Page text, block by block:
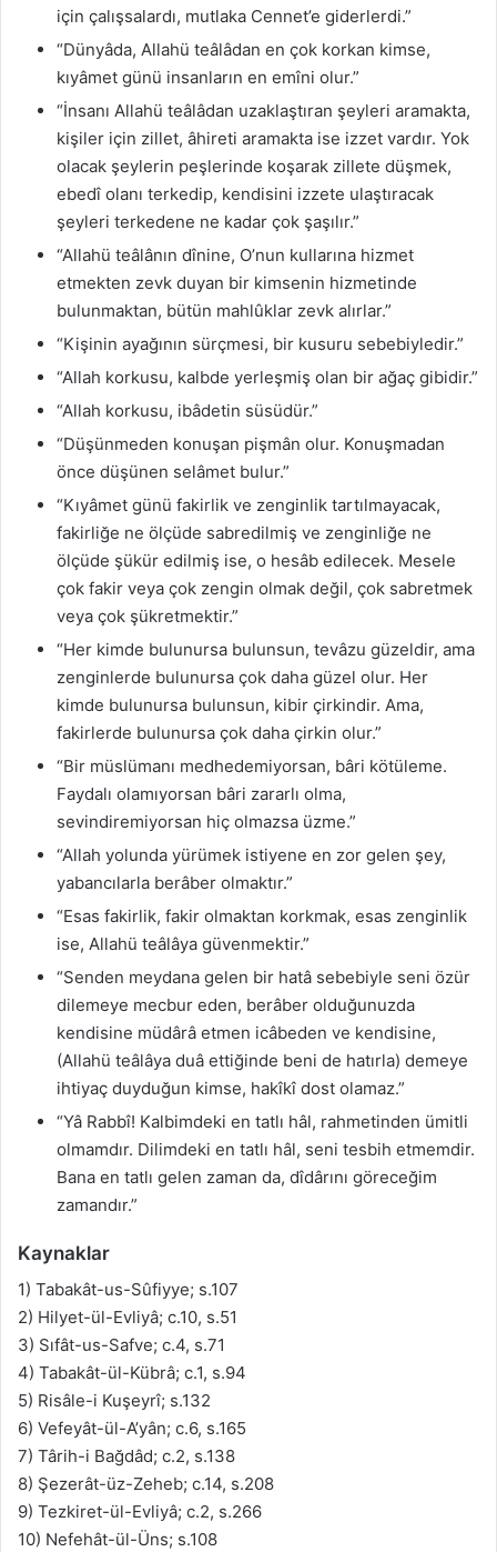
için çalışsalardı, mutlaka Cennet’e giderlerdi.”
“Dünyâda, Allahü teâlâdan en çok korkan kimse,
kıyâmet günü insanların en emîni olur.”
“İnsanı Allahü teâlâdan uzaklaştıran şeyleri aramakta,
kişiler için zillet, âhireti aramakta ise izzet vardır. Yok
olacak şeylerin peşlerinde koşarak zillete düşmek,
ebedî olanı terkedip, kendisini izzete ulaştıracak
şeyleri terkedene ne kadar çok şaşılır.”
“Allahü teâlânın dînine, O’nun kullarına hizmet
etmekten zevk duyan bir kimsenin hizmetinde
bulunmaktan, bütün mahlûklar zevk alırlar.”
“Kişinin ayağının sürçmesi, bir kusuru sebebiyledir.”
“Allah korkusu, kalbde yerleşmiş olan bir ağaç gibidir.”
“Allah korkusu, ibâdetin süsüdür.”
“Düşünmeden konuşan pişmân olur. Konuşmadan
önce düşünen selâmet bulur.”
“Kıyâmet günü fakirlik ve zenginlik tartılmayacak,
fakirliğe ne ölçüde sabredilmiş ve zenginliğe ne
ölçüde şükür edilmiş ise, o hesâb edilecek. Mesele
çok fakir veya çok zengin olmak değil, çok sabretmek
veya çok şükretmektir.”
“Her kimde bulunursa bulunsun, tevâzu güzeldir, ama
zenginlerde bulunursa çok daha güzel olur. Her
kimde bulunursa bulunsun, kibir çirkindir. Ama,
fakirlerde bulunursa çok daha çirkin olur.”
“Bir müslümanı medhedemiyorsan, bâri kötüleme.
Faydalı olamıyorsan bâri zararlı olma,
sevindiremiyorsan hiç olmazsa üzme.”
“Allah yolunda yürümek istiyene en zor gelen şey,
yabancılarla berâber olmaktır.”
“Esas fakirlik, fakir olmaktan korkmak, esas zenginlik
ise, Allahü teâlâya güvenmektir.”
“Senden meydana gelen bir hatâ sebebiyle seni özür
dilemeye mecbur eden, berâber olduğunuzda
kendisine müdârâ etmen icâbeden ve kendisine,
(Allahü teâlâya duâ ettiğinde beni de hatırla) demeye
ihtiyaç duyduğun kimse, hakîkî dost olamaz.”
“Yâ Rabbî! Kalbimdeki en tatlı hâl, rahmetinden ümitli
olmamdır. Dilimdeki en tatlı hâl, seni tesbih etmemdir.
Bana en tatlı gelen zaman da, dîdârını göreceğim
zamandır.”
Kaynaklar
1) Tabakât-us-Sûfiyye; s.107
2) Hilyet-ül-Evliyâ; c.10, s.51
3) Sıfât-us-Safve; c.4, s.71
4) Tabakât-ül-Kübrâ; c.1, s.94
5) Risâle-i Kuşeyrî; s.132
6) Vefeyât-ül-A’yân; c.6, s.165
7) Târih-i Bağdâd; c.2, s.138
8) Şezerât-üz-Zeheb; c.14, s.208
9) Tezkiret-ül-Evliyâ; c.2, s.266
10) Nefehât-ül-Üns; s.108